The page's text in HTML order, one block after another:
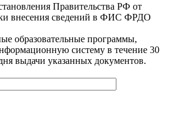
Правительства РФ от
внесения сведений в ФИС ФРДО
образовательные программы,
систему в течение 30
выдачи указанных документов.